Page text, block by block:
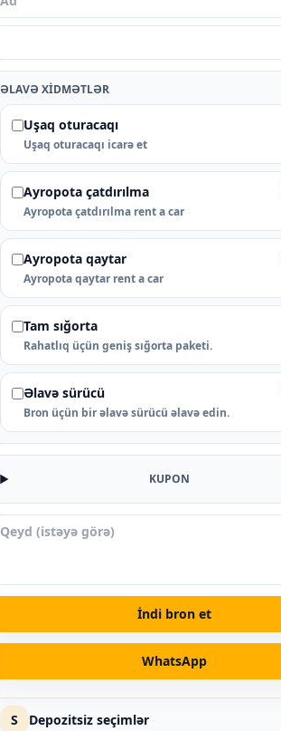
ƏLAVƏ XIDMƏTLƏR
Uşaq oturacaqı
Uşaq oturacaqı icarə et
Ayropota çatdırılma
Ayropota çatdırılma rent a car
Ayropota qaytar
Ayropota qaytar rent a car
Tam sığorta
Rahatlıq üçün geniş sığorta paketi.
Əlavə sürücü
Bron üçün bir əlavə sürücü əlavə edin.
KUPON
İndi bron et
WhatsApp
S Depozitsiz seçimlər